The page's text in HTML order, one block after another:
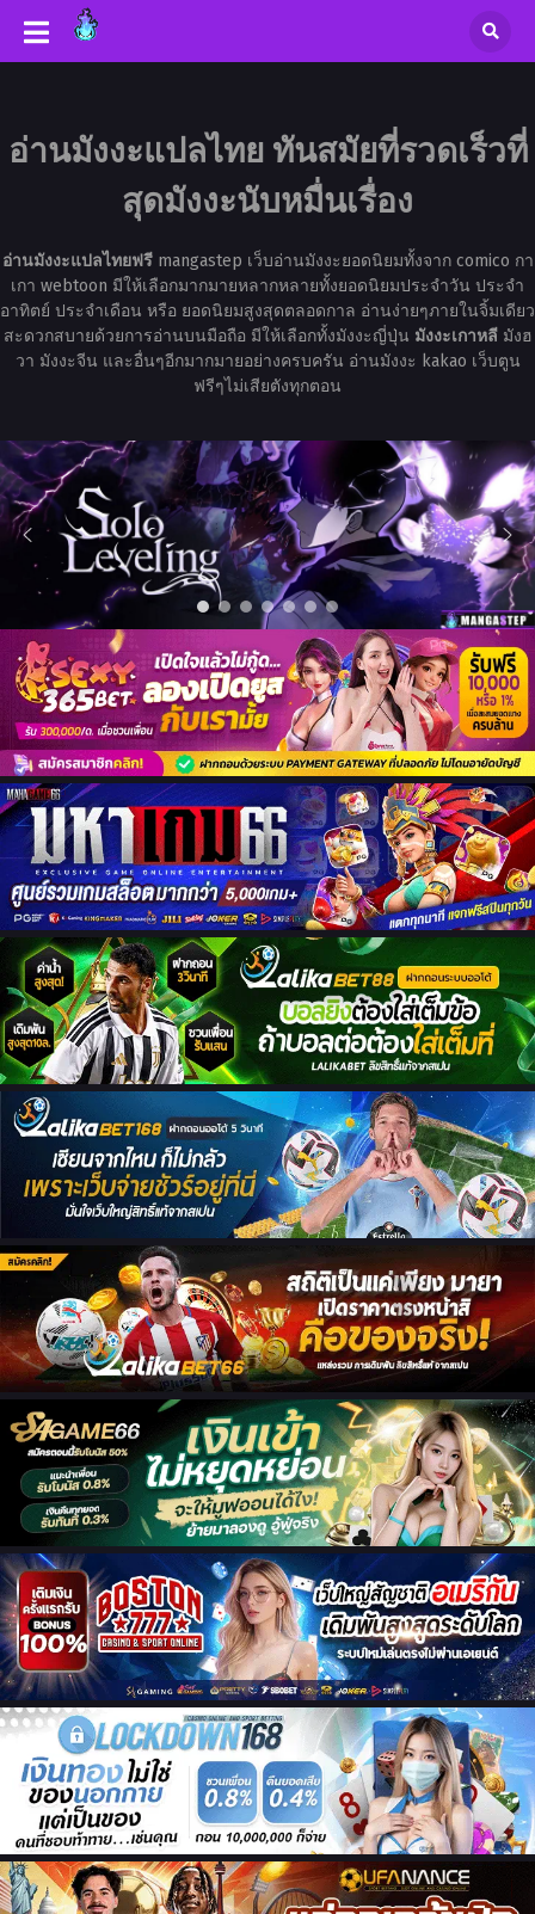
อ่านมังงะแปลไทย ทันสมัยที่รวดเร็วที่
สุดมังงะนับหมื่นเรื่อง
อ่านมังงะแปลไทยฟรีmangastep เว็บอ่านมังงะยอดนิยมทั้งจาก comico กา
เกา webtoon มีให้เลือกมากมายหลากหลายทั้งยอดนิยมประจำวัน ประจำ
อาทิตย์ ประจำเดือน หรือ ยอดนิยมสูงสุดตลอดกาล อ่านง่ายๆภายในจิ้มเดียว
สะดวกสบายด้วยการอ่านบนมือถือ มีให้เลือกทั้งมังงะญี่ปุ่น มังงะเกาหลีมังฮ
วา มังงะจีน และอื่นๆอีกมากมายอย่างครบครัน อ่านมังงะ kakao เว็บตูน
ฟรีๆไม่เสียตังทุกตอน